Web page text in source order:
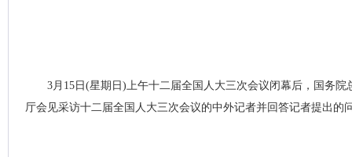
3月15日(星期日)上午十二届全国人大三次会议闭幕后，国务
厅会见采访十二届全国人大三次会议的中外记者并回答记者提出的